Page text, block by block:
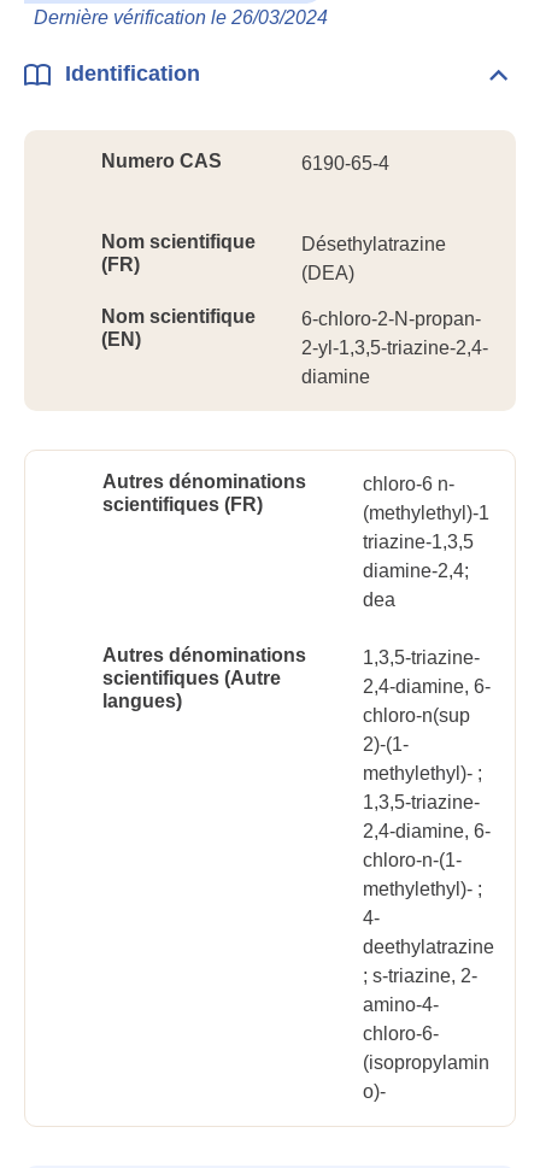
Dernière vérification le 26/03/2024
Identification
Numero CAS 6190-65-4
Nom scientifique
(FR)
Désethylatrazine
(DEA)
Nom scientifique
(EN)
6-chloro-2-N-propan-
2-yl-1,3,5-triazine-2,4-
diamine
Autres dénominations
scientifiques (FR)
chloro-6 n-
(methylethyl)-1
triazine-1,3,5
diamine-2,4;
dea
Autres dénominations
scientifiques (Autre
langues)
1,3,5-triazine-
2,4-diamine, 6-
chloro-n(sup
2)-(1-
methylethyl)- ;
1,3,5-triazine-
2,4-diamine, 6-
chloro-n-(1-
methylethyl)- ;
4-
deethylatrazine
; s-triazine, 2-
amino-4-
chloro-6-
(isopropylamin
o)-